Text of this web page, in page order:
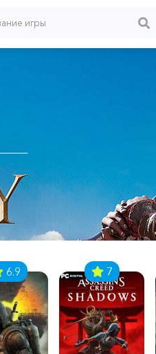
6.9 7